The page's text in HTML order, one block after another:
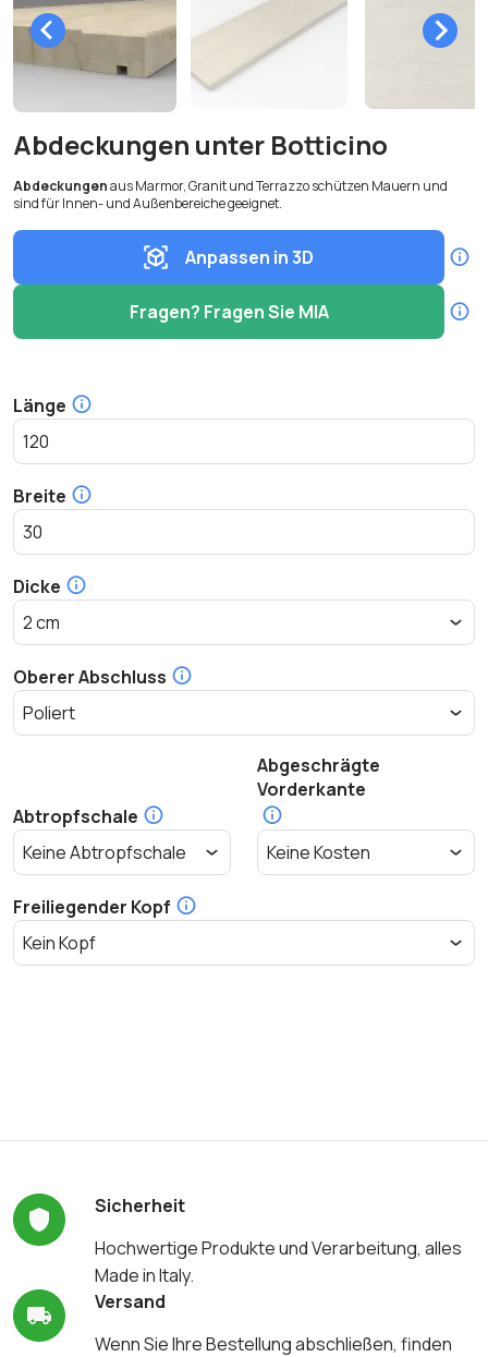
Abdeckungen unter Botticino
Abdeckungenaus Marmor, Granit und Terrazzo schützen Mauern und
sind für Innen- und Außenbereiche geeignet.
Anpassen in 3D
Fragen? Fragen Sie MIA
Länge
Breite
Dicke
Oberer Abschluss
Abtropfschale
Abgeschrägte
Vorderkante
Freiliegender Kopf
Sicherheit
Hochwertige Produkte und Verarbeitung, alles
Made in Italy.
Versand
Wenn Sie Ihre Bestellung abschließen, finden